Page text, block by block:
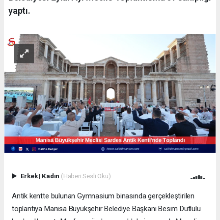
yaptı.
Erkek| Kadın (Haberi Sesli Oku)
Antik kentte bulunan Gymnasium binasında gerçekleştirilen
toplantıya Manisa Büyükşehir Belediye Başkanı Besim Dutlulu